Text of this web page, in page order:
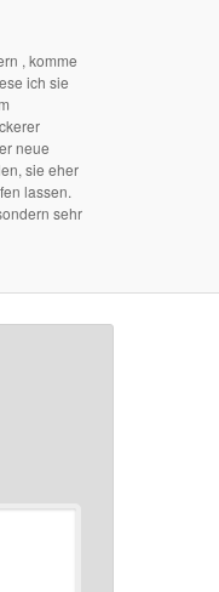
, komme
ich sie
neue
sie eher
lassen.
sehr